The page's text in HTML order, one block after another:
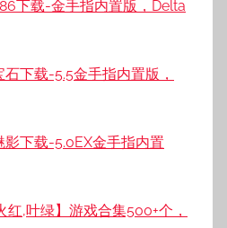
下载-金手指内置版，Delta
下载-5.5金手指内置版，
下载-5.0EX金手指内置
,叶绿】游戏合集500+个，